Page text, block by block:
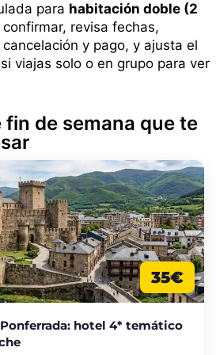
para habitación doble (2
revisa fechas,
y pago, y ajusta el
viajas solo o en grupo para ver
fin de semana que te
35€
hotel 4* temático